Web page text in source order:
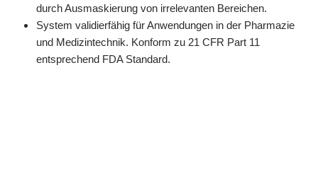
durch Ausmaskierung von irrelevanten Bereichen.
System validierfähig für Anwendungen in der Pharmazie
und Medizintechnik. Konform zu 21 CFR Part 11
entsprechend FDA Standard.